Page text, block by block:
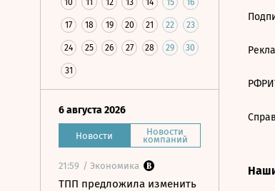
10 11 12 13 14 15 16
17 18 19 20 21 22 23
24 25 26 27 28 29 30
31
6 августа 2026
Новости Новости
компаний
21:59 / Экономика
ТПП предложила изменить